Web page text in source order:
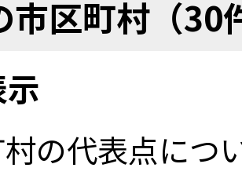
市区町村（30
の代表点につ